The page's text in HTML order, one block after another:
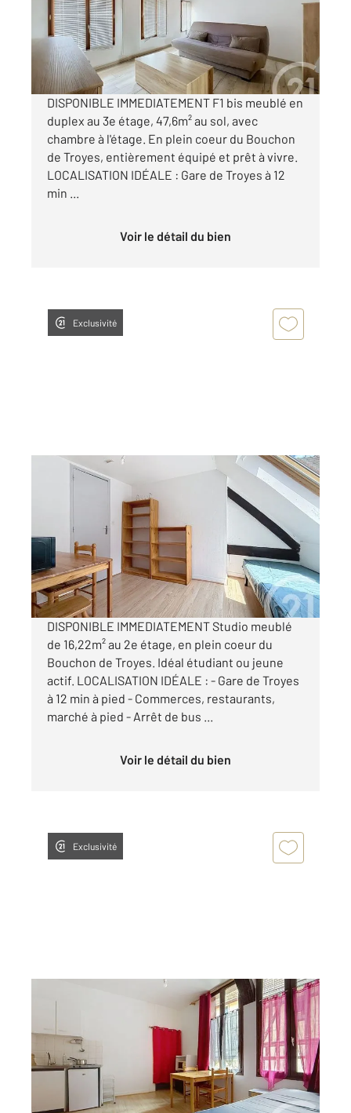
Appartement F2 à louer
557 €
par mois charges comprises
DISPONIBLE IMMEDIATEMENT F1 bis meublé en
duplex au 3e étage, 47,6m² au sol, avec
chambre à l'étage. En plein coeur du Bouchon
de Troyes, entièrement équipé et prêt à vivre.
LOCALISATION IDÉALE : Gare de Troyes à 12
min ...
Voir le détail du bien
Exclusivité
TROYES 10
Appartement F1 à louer
351 €
par mois charges comprises
DISPONIBLE IMMEDIATEMENT Studio meublé
de 16,22m² au 2e étage, en plein coeur du
Bouchon de Troyes. Idéal étudiant ou jeune
actif. LOCALISATION IDÉALE : - Gare de Troyes
à 12 min à pied - Commerces, restaurants,
marché à pied - Arrêt de bus ...
Voir le détail du bien
Exclusivité
TROYES 10
Ref : 72201
Appartement F1 à louer
349 €
par mois charges comprises